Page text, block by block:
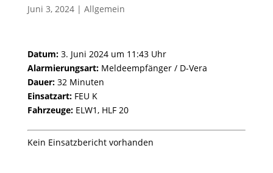
Juni 3, 2024| Allgemein
Datum:3. Juni 2024 um 11:43 Uhr
Alarmierungsart:Meldeempfänger / D-Vera
Dauer:32 Minuten
Einsatzart:FEU K
Fahrzeuge:ELW1, HLF 20
Kein Einsatzbericht vorhanden